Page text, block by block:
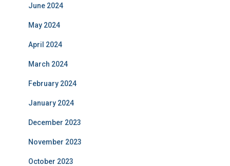
June 2024
May 2024
April 2024
March 2024
February 2024
January 2024
December 2023
November 2023
October 2023